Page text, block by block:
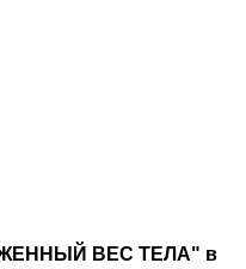
ВЕС ТЕЛА" в